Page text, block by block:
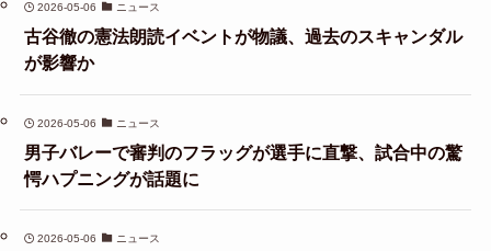
2026-05-06 ニュース
古谷徹の憲法朗読イベントが物議、過去のスキャンダル
が影響か
2026-05-06 ニュース
男子バレーで審判のフラッグが選手に直撃、試合中の驚
愕ハプニングが話題に
2026-05-06 ニュース